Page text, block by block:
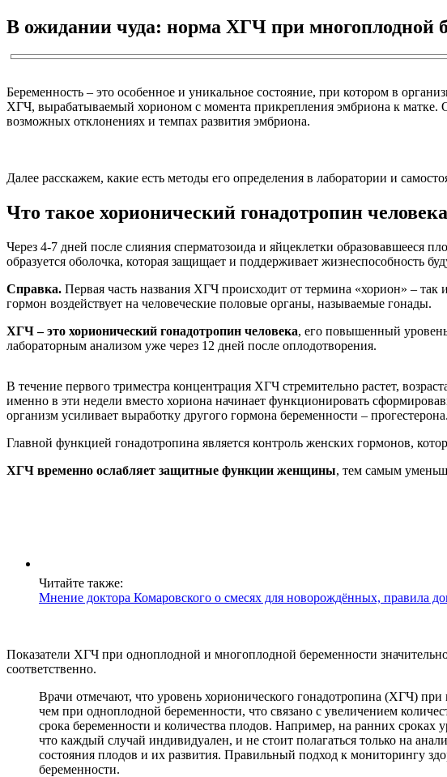
В ожидании чуда: норма ХГЧ при многоплодной
Беременность – это особенное и уникальное состояние, при котором в
ХГЧ, вырабатываемый хорионом с момента прикрепления эмбриона к матке.
возможных отклонениях и темпах развития эмбриона.
Далее расскажем, какие есть методы его определения в лаборатории и
Что такое хорионический гонадотропин
Через 4-7 дней после слияния сперматозоида и яйцеклетки образовавшееся
образуется оболочка, которая защищает и поддерживает жизнеспособность
Справка. Первая часть названия ХГЧ происходит от термина «хорион» – так
гормон воздействует на человеческие половые органы, называемые гонады.
ХГЧ – это хорионический гонадотропин человека, его повышенный
лабораторным анализом уже через 12 дней после оплодотворения.
В течение первого триместра концентрация ХГЧ стремительно растет,
именно в эти недели вместо хориона начинает функционировать
организм усиливает выработку другого гормона беременности – прогестерона.
Главной функцией гонадотропина является контроль женских гормонов,
ХГЧ временно ослабляет защитные функции женщины, тем самым
Читайте также:
Мнение доктора Комаровского о смесях для новорождённых, правила
Показатели ХГЧ при одноплодной и многоплодной беременности
соответственно.
Врачи отмечают, что уровень хорионического гонадотропина (ХГЧ)
чем при одноплодной беременности, что связано с увеличением
срока беременности и количества плодов. Например, на ранних
что каждый случай индивидуален, и не стоит полагаться только на
состояния плодов и их развития. Правильный подход к мониторингу
беременности.